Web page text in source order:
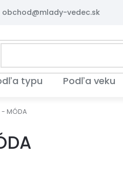
obchod@mlady-vedec.sk
typu Podľa veku
MÓDA